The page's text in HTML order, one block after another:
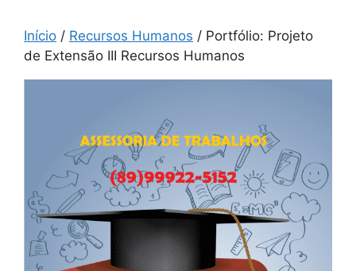
Início / Recursos Humanos / Portfólio: Projeto
de Extensão III Recursos Humanos